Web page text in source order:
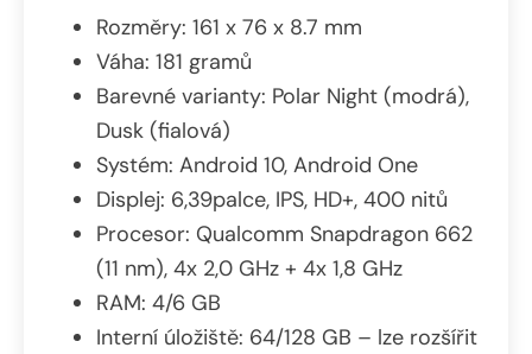
Rozměry: 161 x 76 x 8.7 mm
Váha: 181 gramů
Barevné varianty: Polar Night (modrá),
Dusk (fialová)
Systém: Android 10, Android One
Displej: 6,39palce, IPS, HD+, 400 nitů
Procesor: Qualcomm Snapdragon 662
(11 nm), 4x 2,0 GHz + 4x 1,8 GHz
RAM: 4/6 GB
Interní úložiště: 64/128 GB – lze rozšířit